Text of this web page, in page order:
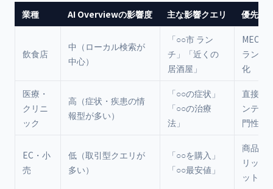
業種 AI Overviewの影響度 主な影響クエリ 優先対
飲食店
中（ローカル検索が
中心）
「○○市 ラン
チ」「近くの
居酒屋」
MEO対
ランド
化
医療・
クリニ
ック
高（症状・疾患の情
報型が多い）
「○○の症状」
「○○の治療
法」
直接回
ンテン
門性強
EC・小
売
低（取引型クエリが
多い）
「○○を購入」
「○○最安値」
商品ペ
リッチ
ット